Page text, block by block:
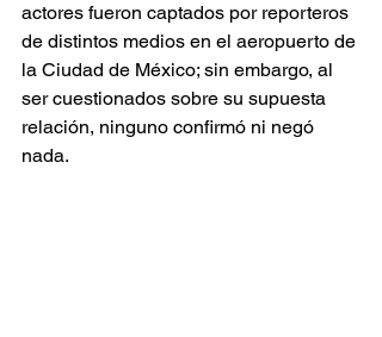
actores fueron captados por reporteros
de distintos medios en el aeropuerto de
la Ciudad de México; sin embargo, al
ser cuestionados sobre su supuesta
relación, ninguno confirmó ni negó
nada.